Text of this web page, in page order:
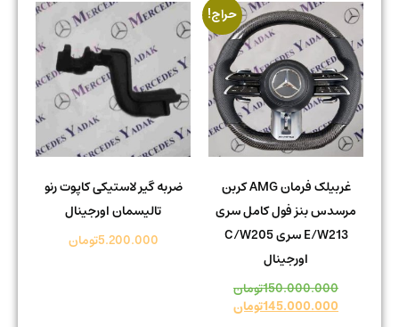
حراج!
غربیلک فرمان AMG کربن
مرسدس بنز فول کامل سری
E/W213 سری C/W205
اورجینال
150.000.000تومان
145.000.000تومان
ضربه گیر لاستیکی کاپوت رنو
تالیسمان اورجینال
5.200.000تومان